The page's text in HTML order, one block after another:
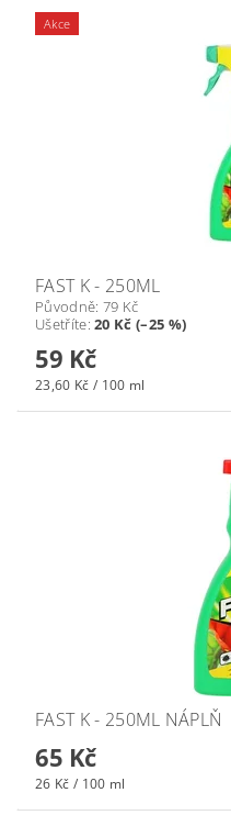
Akce
FAST K - 250ML
Původně: 79 Kč
Ušetříte:20 Kč (–25 %)
59 Kč
23,60 Kč / 100 ml
FAST K - 250ML NÁPLŇ
65 Kč
26 Kč / 100 ml